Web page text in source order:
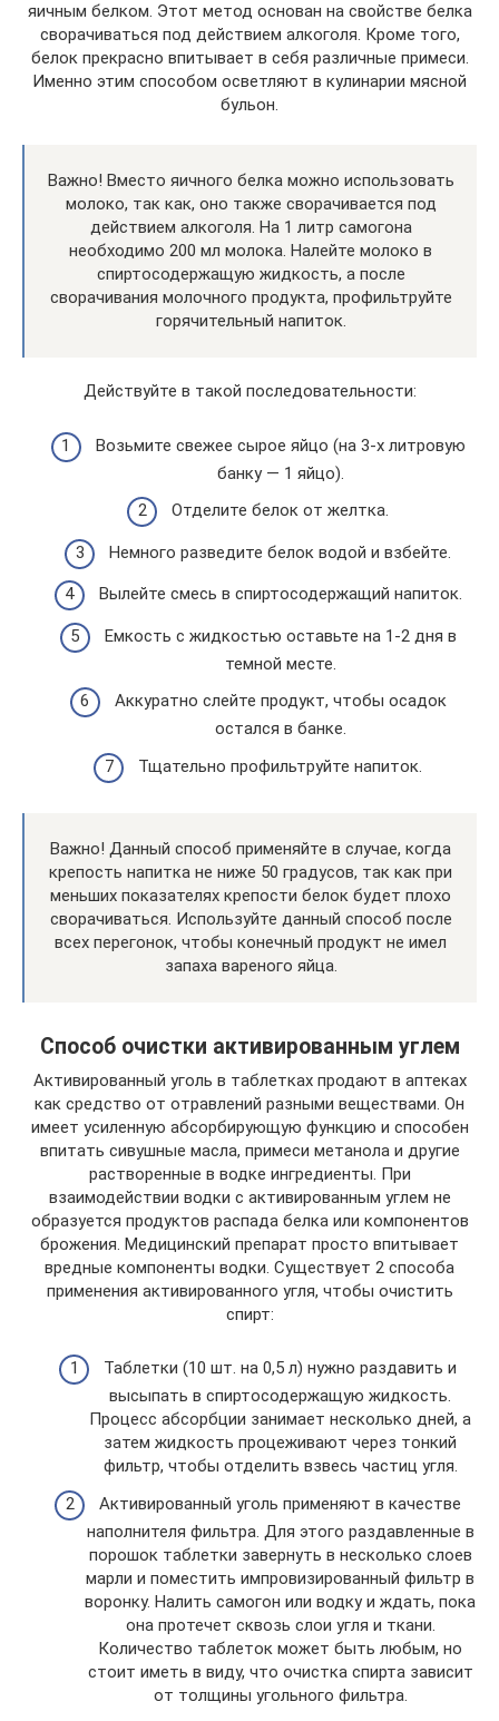
яичным белком. Этот метод основан на свойстве белка
сворачиваться под действием алкоголя. Кроме того,
белок прекрасно впитывает в себя различные примеси.
Именно этим способом осветляют в кулинарии мясной
бульон.
Важно! Вместо яичного белка можно использовать
молоко, так как, оно также сворачивается под
действием алкоголя. На 1 литр самогона
необходимо 200 мл молока. Налейте молоко в
спиртосодержащую жидкость, а после
сворачивания молочного продукта, профильтруйте
горячительный напиток.
Действуйте в такой последовательности:
Возьмите свежее сырое яйцо (на 3-х литровую
банку — 1 яйцо).
Отделите белок от желтка.
Немного разведите белок водой и взбейте.
Вылейте смесь в спиртосодержащий напиток.
Емкость с жидкостью оставьте на 1-2 дня в
темной месте.
Аккуратно слейте продукт, чтобы осадок
остался в банке.
Тщательно профильтруйте напиток.
Важно! Данный способ применяйте в случае, когда
крепость напитка не ниже 50 градусов, так как при
меньших показателях крепости белок будет плохо
сворачиваться. Используйте данный способ после
всех перегонок, чтобы конечный продукт не имел
запаха вареного яйца.
Способ очистки активированным углем
Активированный уголь в таблетках продают в аптеках
как средство от отравлений разными веществами. Он
имеет усиленную абсорбирующую функцию и способен
впитать сивушные масла, примеси метанола и другие
растворенные в водке ингредиенты. При
взаимодействии водки с активированным углем не
образуется продуктов распада белка или компонентов
брожения. Медицинский препарат просто впитывает
вредные компоненты водки. Существует 2 способа
применения активированного угля, чтобы очистить
спирт:
Таблетки (10 шт. на 0,5 л) нужно раздавить и
высыпать в спиртосодержащую жидкость.
Процесс абсорбции занимает несколько дней, а
затем жидкость процеживают через тонкий
фильтр, чтобы отделить взвесь частиц угля.
Активированный уголь применяют в качестве
наполнителя фильтра. Для этого раздавленные в
порошок таблетки завернуть в несколько слоев
марли и поместить импровизированный фильтр в
воронку. Налить самогон или водку и ждать, пока
она протечет сквозь слои угля и ткани.
Количество таблеток может быть любым, но
стоит иметь в виду, что очистка спирта зависит
от толщины угольного фильтра.